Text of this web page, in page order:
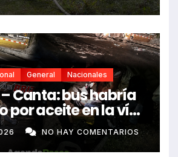
General Nacionales
Canta: bus habría
por aceite en la vía
auto siniestrado
fallecidos
NO HAY COMENTARIOS